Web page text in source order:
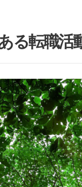
る転職活